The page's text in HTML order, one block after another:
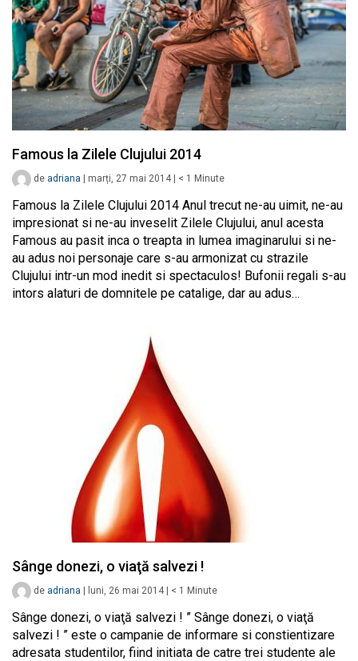
Famous la Zilele Clujului 2014
de adriana marți, 27 mai 2014 < 1 Minute
Famous la Zilele Clujului 2014 Anul trecut ne-au uimit, ne-au
impresionat si ne-au inveselit Zilele Clujului, anul acesta
Famous au pasit inca o treapta in lumea imaginarului si ne-
au adus noi personaje care s-au armonizat cu strazile
Clujului intr-un mod inedit si spectaculos! Bufonii regali s-au
intors alaturi de domnitele pe catalige, dar au adus…
Sânge donezi, o viaţă salvezi !
de adriana luni, 26 mai 2014 < 1 Minute
Sânge donezi, o viaţă salvezi ! ” Sânge donezi, o viaţă
salvezi ! ” este o campanie de informare si constientizare
adresata studentilor, fiind initiata de catre trei studente ale